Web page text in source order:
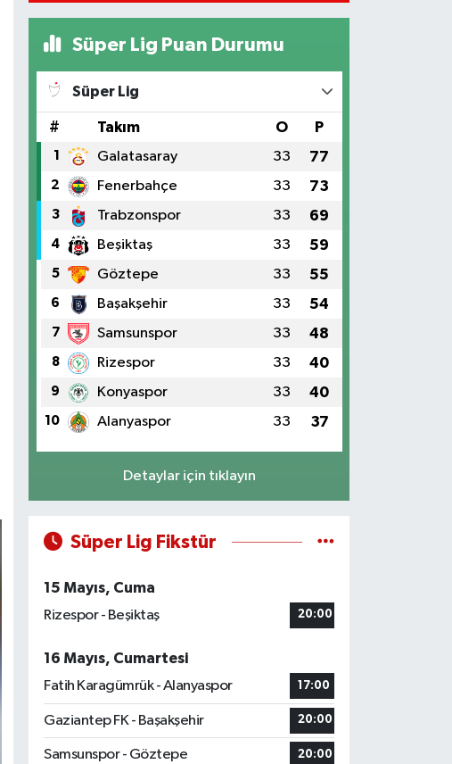
Süper Lig Puan Durumu
Süper Lig
# Takım O P
1 Galatasaray 33 77
2 Fenerbahçe 33 73
3 Trabzonspor 33 69
4 Beşiktaş 33 59
5 Göztepe 33 55
6 Başakşehir 33 54
7 Samsunspor 33 48
8 Rizespor 33 40
9 Konyaspor 33 40
10 Alanyaspor 33 37
Detaylar için tıklayın
Süper Lig Fikstür
15 Mayıs, Cuma
Rizespor - Beşiktaş
20:00
16 Mayıs, Cumartesi
Fatih Karagümrük - Alanyaspor
17:00
Gaziantep FK - Başakşehir 20:00
Samsunspor - Göztepe 20:00